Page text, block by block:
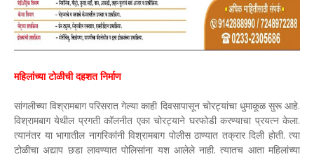
महिलांच्या टोळीची दहशत निर्माण
सांगलीच्या विश्रामबाग परिसरात गेल्या काही दिवसापासून चोरट्यांचा धुमाकूळ सुरू आहे.
विश्रामबाग येथील प्रगती कॉलनीत एका चोरट्याने घरफोडी करण्याचा प्रयत्न केला.
त्यानंतर या भागातील नागरिकांनी विश्रामबाग पोलीस ठाण्यात तक्रार दिली होती. त्या
टोळीचा अद्याप छडा लावण्यात पोलिसांना यश आलेले नाही. त्यातच आता महिलांच्या